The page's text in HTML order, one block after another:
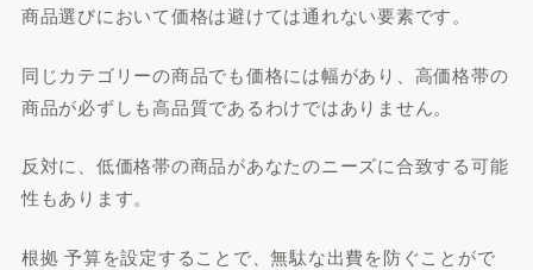
商品選びにおいて価格は避けては通れない要素です。
同じカテゴリーの商品でも価格には幅があり、高価格帯の
商品が必ずしも高品質であるわけではありません。
反対に、低価格帯の商品があなたのニーズに合致する可能
性もあります。
根拠 予算を設定することで、無駄な出費を防ぐことがで